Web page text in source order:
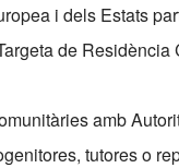
i dels Estats
de
amb
tutores o